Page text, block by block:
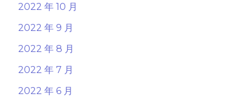
2022 年 10 月
2022 年 9 月
2022 年 8 月
2022 年 7 月
2022 年 6 月